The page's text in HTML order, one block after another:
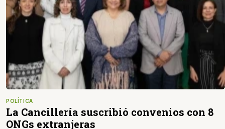
POLÍTICA
La Cancillería suscribió convenios con 8
ONGs extranjeras